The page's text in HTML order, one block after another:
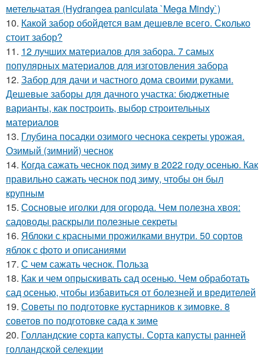
метельчатая (Hydrangea paniculata `Mega Mindy`)
10. Какой забор обойдется вам дешевле всего. Сколько
стоит забор?
11. 12 лучших материалов для забора. 7 самых
популярных материалов для изготовления забора
12. Забор для дачи и частного дома своими руками.
Дешевые заборы для дачного участка: бюджетные
варианты, как построить, выбор строительных
материалов
13. Глубина посадки озимого чеснока секреты урожая.
Озимый (зимний) чеснок
14. Когда сажать чеснок под зиму в 2022 году осенью. Как
правильно сажать чеснок под зиму, чтобы он был
крупным
15. Сосновые иголки для огорода. Чем полезна хвоя:
садоводы раскрыли полезные секреты
16. Яблоки с красными прожилками внутри. 50 сортов
яблок с фото и описаниями
17. С чем сажать чеснок. Польза
18. Как и чем опрыскивать сад осенью. Чем обработать
сад осенью, чтобы избавиться от болезней и вредителей
19. Советы по подготовке кустарников к зимовке. 8
советов по подготовке сада к зиме
20. Голландские сорта капусты. Сорта капусты ранней
голландской селекции